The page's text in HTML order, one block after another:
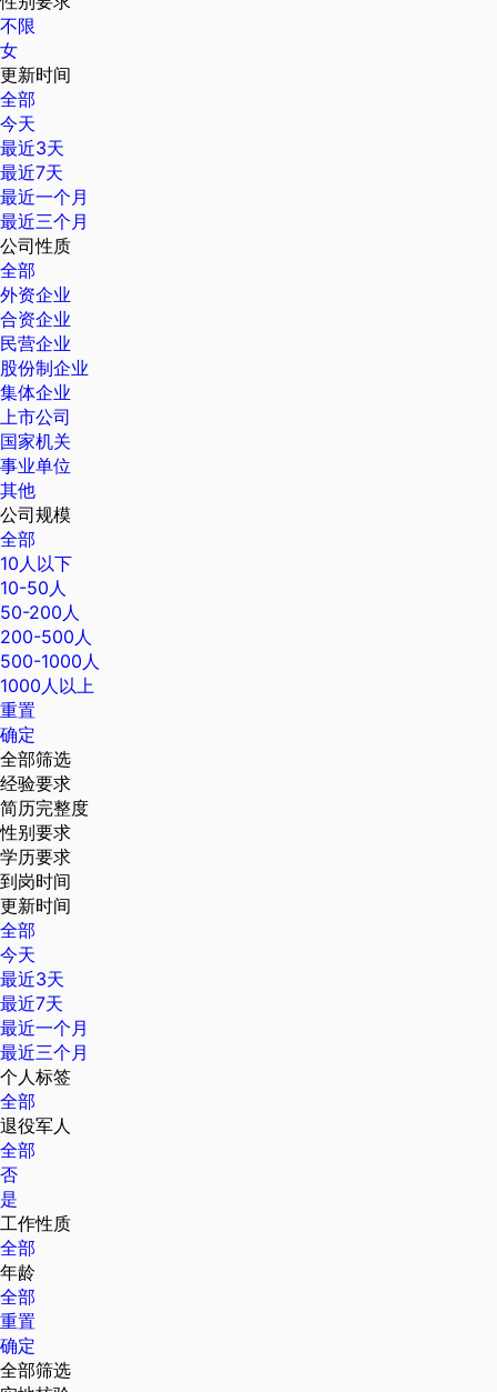
不限
女
更新时间
全部
今天
最近3天
最近7天
最近一个月
最近三个月
公司性质
全部
外资企业
合资企业
民营企业
股份制企业
集体企业
上市公司
国家机关
事业单位
其他
公司规模
全部
10人以下
10-50人
50-200人
200-500人
500-1000人
1000人以上
重置
确定
全部筛选
经验要求
简历完整度
性别要求
学历要求
到岗时间
更新时间
全部
今天
最近3天
最近7天
最近一个月
最近三个月
个人标签
全部
退役军人
全部
否
是
工作性质
全部
年龄
全部
重置
确定
全部筛选